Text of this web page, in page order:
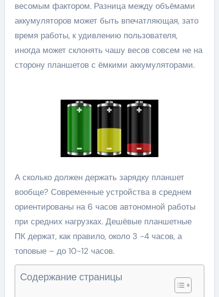
весомым фактором. Разница между объёмами
аккумуляторов может быть впечатляющая, зато
время работы, к удивлению пользователя,
иногда может склонять чашу весов совсем не на
сторону планшетов с ёмкими аккумуляторами.
А сколько должен держать зарядку планшет
вообще? Современные устройства в среднем
ориентированы на 6 часов автономной работы
при средних нагрузках. Дешёвые планшетные
ПК держат, как правило, около 3 -4 часов, а
топовые – до 10-12 часов.
Содержание страницы